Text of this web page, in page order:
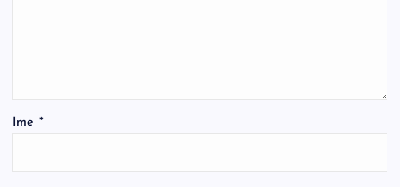
Ime *